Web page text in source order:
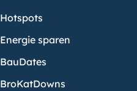
Hotspots
Energie sparen
BauDates
BroKatDowns